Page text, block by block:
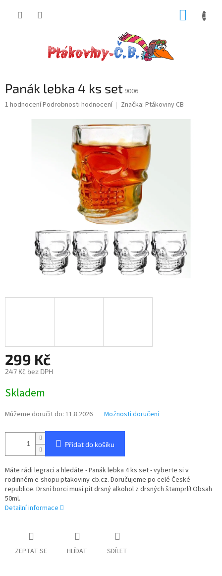
Panák lebka 4 ks set 9006
Průměrné
1 hodnoceníPodrobnosti hodnocení Značka: Ptákoviny CB
299 Kč
247 Kč bez DPH
cena:
Skladem
Můžeme doručit do: 11.8.2026 Možnosti doručení
Přidat do košíku
Máte rádi legraci a hledáte - Panák lebka 4 ks set - vyberte si v
rodinném e-shopu ptakoviny-cb.cz. Doručujeme po celé České
republice. Drsní borci musí pít drsný alkohol z drsných štamprlí! Obsah
50ml.
Detailní informace
ZEPTAT SE HLÍDAT SDÍLET